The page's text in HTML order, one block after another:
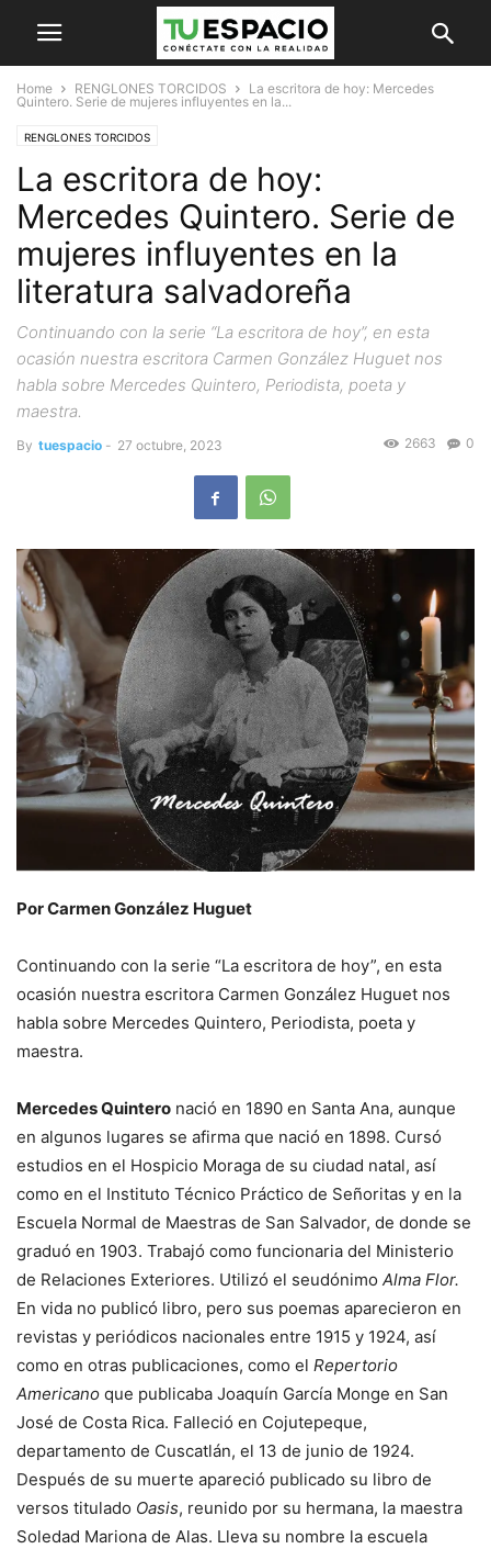
Home RENGLONES TORCIDOS
La escritora de hoy: Mercedes
Quintero. Serie de mujeres influyentes en la...
RENGLONES TORCIDOS
La escritora de hoy:
Mercedes Quintero. Serie de
mujeres influyentes en la
literatura salvadoreña
Continuando con la serie “La escritora de hoy”, en esta
ocasión nuestra escritora Carmen González Huguet nos
habla sobre Mercedes Quintero, Periodista, poeta y
maestra.
By tuespacio - 27 octubre, 2023 0
2663
Por Carmen González Huguet
Continuando con la serie “La escritora de hoy”, en esta
ocasión nuestra escritora Carmen González Huguet nos
habla sobre Mercedes Quintero, Periodista, poeta y
maestra.
Mercedes Quintero nació en 1890 en Santa Ana, aunque
en algunos lugares se afirma que nació en 1898. Cursó
estudios en el Hospicio Moraga de su ciudad natal, así
como en el Instituto Técnico Práctico de Señoritas y en la
Escuela Normal de Maestras de San Salvador, de donde se
graduó en 1903. Trabajó como funcionaria del Ministerio
de Relaciones Exteriores. Utilizó el seudónimo Alma Flor.
En vida no publicó libro, pero sus poemas aparecieron en
revistas y periódicos nacionales entre 1915 y 1924, así
como en otras publicaciones, como el Repertorio
Americano que publicaba Joaquín García Monge en San
José de Costa Rica. Falleció en Cojutepeque,
departamento de Cuscatlán, el 13 de junio de 1924.
Después de su muerte apareció publicado su libro de
versos titulado Oasis, reunido por su hermana, la maestra
Soledad Mariona de Alas. Lleva su nombre la escuela